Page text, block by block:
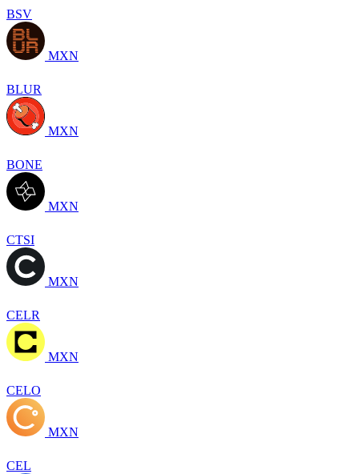
BSV
MXN
BLUR
MXN
BONE
MXN
CTSI
MXN
CELR
MXN
CELO
MXN
CEL